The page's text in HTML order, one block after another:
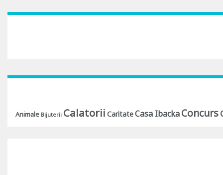
Animale Bijuterii Calatorii CaritateCasa IbackaConcurs